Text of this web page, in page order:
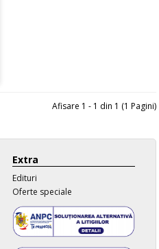
Afisare 1 - 1 din 1 (1 Pagini)
Extra
Edituri
Oferte speciale